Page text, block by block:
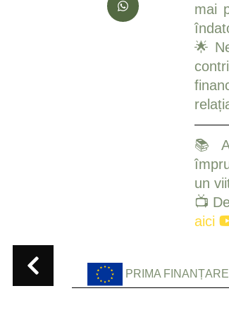
mai
🌟
📚
un
📺
aici
PRIMA